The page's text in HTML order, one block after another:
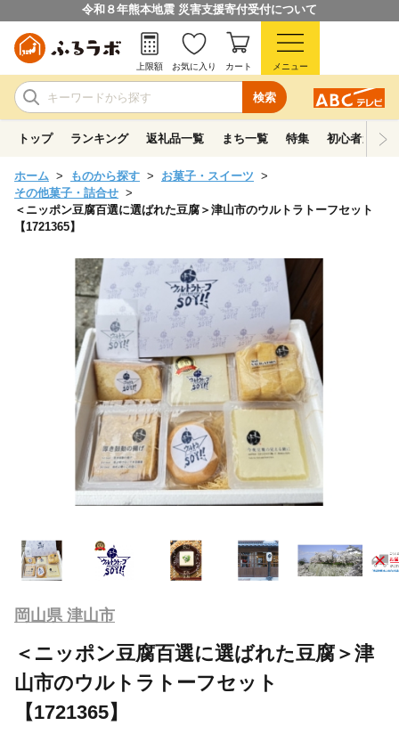
令和８年熊本地震 災害支援寄付受付について
検索
上限額 お気に入り カート メニュー
トップ ランキング 返礼品一覧 まち一覧 特集 初心者ガイド
ホーム ものから探す
お菓子・スイーツ
その他菓子・詰合せ
＜ニッポン豆腐百選に選ばれた豆腐＞津山市のウルトラトーフセット
【1721365】
岡山県 津山市
＜ニッポン豆腐百選に選ばれた豆腐＞津
山市のウルトラトーフセット
【1721365】